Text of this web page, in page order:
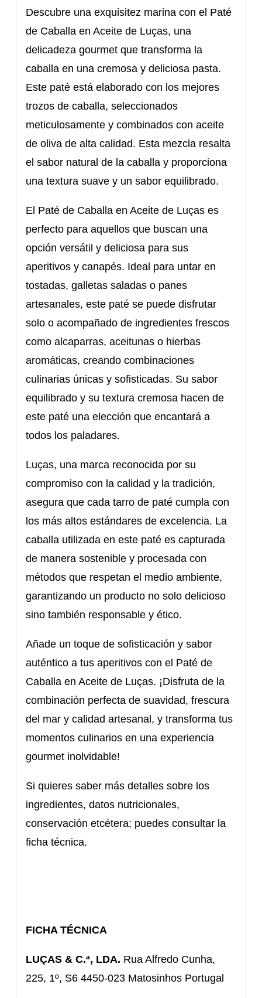
Descubre una exquisitez marina con el Paté
de Caballa en Aceite de Luças, una
delicadeza gourmet que transforma la
caballa en una cremosa y deliciosa pasta.
Este paté está elaborado con los mejores
trozos de caballa, seleccionados
meticulosamente y combinados con aceite
de oliva de alta calidad. Esta mezcla resalta
el sabor natural de la caballa y proporciona
una textura suave y un sabor equilibrado.
El Paté de Caballa en Aceite de Luças es
perfecto para aquellos que buscan una
opción versátil y deliciosa para sus
aperitivos y canapés. Ideal para untar en
tostadas, galletas saladas o panes
artesanales, este paté se puede disfrutar
solo o acompañado de ingredientes frescos
como alcaparras, aceitunas o hierbas
aromáticas, creando combinaciones
culinarias únicas y sofisticadas. Su sabor
equilibrado y su textura cremosa hacen de
este paté una elección que encantará a
todos los paladares.
Luças, una marca reconocida por su
compromiso con la calidad y la tradición,
asegura que cada tarro de paté cumpla con
los más altos estándares de excelencia. La
caballa utilizada en este paté es capturada
de manera sostenible y procesada con
métodos que respetan el medio ambiente,
garantizando un producto no solo delicioso
sino también responsable y ético.
Añade un toque de sofisticación y sabor
auténtico a tus aperitivos con el Paté de
Caballa en Aceite de Luças. ¡Disfruta de la
combinación perfecta de suavidad, frescura
del mar y calidad artesanal, y transforma tus
momentos culinarios en una experiencia
gourmet inolvidable!
Si quieres saber más detalles sobre los
ingredientes, datos nutricionales,
conservación etcétera; puedes consultar la
ficha técnica.
FICHA TÉCNICA
LUÇAS & C.ª, LDA. Rua Alfredo Cunha,
225, 1º, S6 4450-023 Matosinhos Portugal